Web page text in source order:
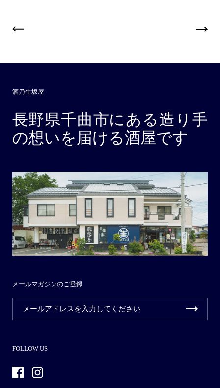
酒乃生坂屋
長野県千曲市にある造り手
の想いを届ける酒屋です
メールマガジンのご登録
FOLLOW US
FacebookInstagram